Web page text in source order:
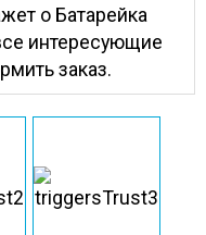
о Батарейка
интересующие
заказ.